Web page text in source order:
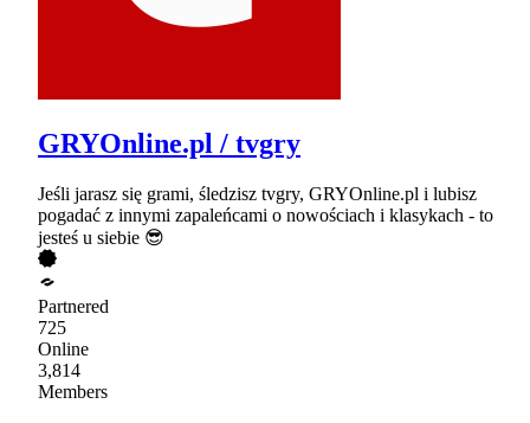
GRYOnline.pl / tvgry
Jeśli jarasz się grami, śledzisz tvgry, GRYOnline.pl i lubisz
pogadać z innymi zapaleńcami o nowościach i klasykach - to
jesteś u siebie 😎
Partnered
725
Online
3,814
Members